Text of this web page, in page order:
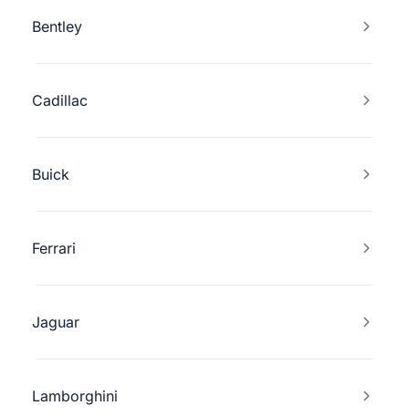
Bentley
Cadillac
Buick
Ferrari
Jaguar
Lamborghini